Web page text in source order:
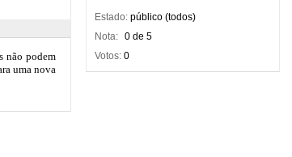
Estado: público (todos)
Nota: 0 de 5
Votos: 0